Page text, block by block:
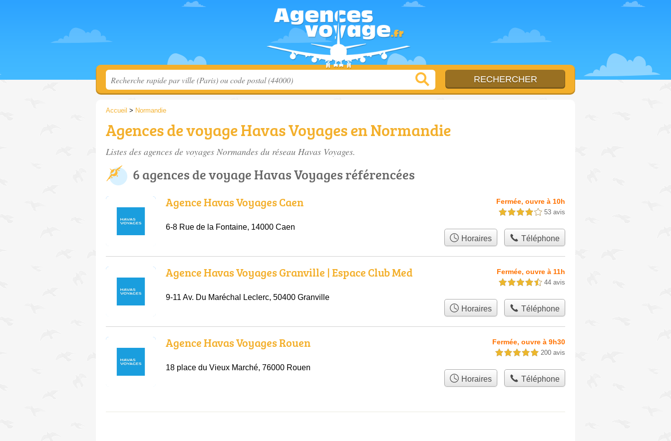
Accueil > Normandie
Agences de voyage Havas Voyages en Normandie
Listes des agences de voyages Normandes du réseau Havas Voyages.
6 agences de voyage Havas Voyages référencées
Agence Havas Voyages Caen
6-8 Rue de la Fontaine, 14000 Caen
Fermée, ouvre à 10h
4,0 étoiles sur 5 53 avis
Horaires Téléphone
Agence Havas Voyages Granville | Espace Club Med
9-11 Av. Du Maréchal Leclerc, 50400 Granville
Fermée, ouvre à 11h
4,5 étoiles sur 5 44 avis
Horaires Téléphone
Agence Havas Voyages Rouen
18 place du Vieux Marché, 76000 Rouen
Fermée, ouvre à 9h30
5,0 étoiles sur 5 200 avis
Horaires Téléphone